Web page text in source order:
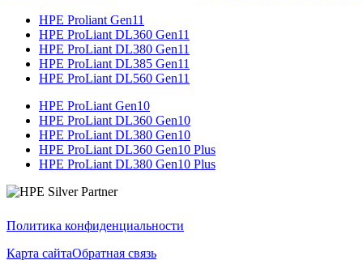
HPE Proliant Gen11
HPE ProLiant DL360 Gen11
HPE ProLiant DL380 Gen11
HPE ProLiant DL385 Gen11
HPE ProLiant DL560 Gen11
HPE ProLiant Gen10
HPE ProLiant DL360 Gen10
HPE ProLiant DL380 Gen10
HPE ProLiant DL360 Gen10 Plus
HPE ProLiant DL380 Gen10 Plus
Политика конфиденциальности
Карта сайтаОбратная связь